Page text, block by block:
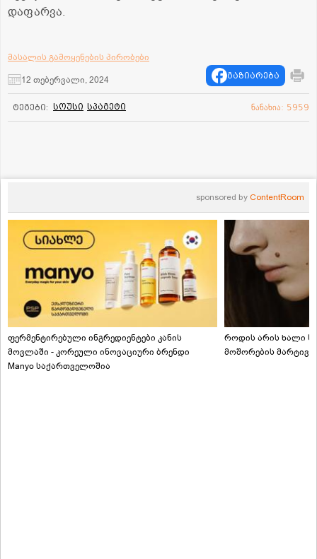
დაფარვა.
მასალის გამოყენების პირობები
12 თებერვალი, 2024
გაზიარება
ტეგები: სოუსი სპაგეტი ნანახია: 5959
sponsored by ContentRoom
ფერმენტირებული ინგრედიენტები კანის
მოვლაში - კორეული ინოვაციური ბრენდი
Manyo საქართველოშია
როდის არის ხალი
მოშორების